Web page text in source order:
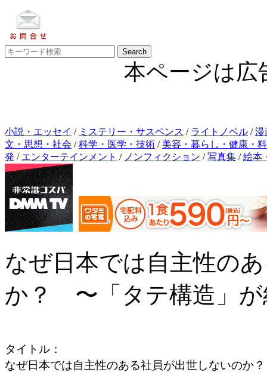
本ページは広
小説・エッセイ / ミステリー・サスペンス / ライトノベル /漫
文・思想・社会 /科学・医学・技術 / 美容・暮らし・健康・
発 / エンターテインメント / ノンフィクション /写真集 /絵本
なぜ日本では自主性の
か？ 〜「タテ構造」が
タイトル：
なぜ日本では自主性のある社員が出世しないのか